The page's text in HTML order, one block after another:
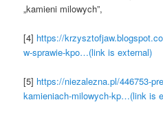
„kamieni milowych”,
[4] https://
w-sprawie-kpo…(link is external)
[5] https://niezalezna.pl/446753-
kamieniach-milowych-kp…(link is